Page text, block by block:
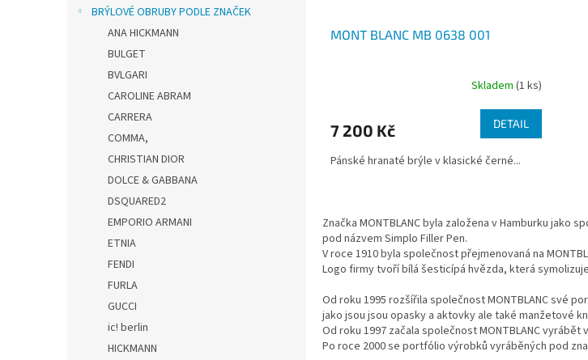
BRÝLOVÉ OBRUBY PODLE ZNAČEK
ANA HICKMANN
BULGET
BVLGARI
CAROLINE ABRAM
CARRERA
COMMA,
CHRISTIAN DIOR
DOLCE & GABBANA
DSQUARED2
EMPORIO ARMANI
ETNIA
FENDI
FURLA
GUCCI
ic! berlin
HICKMANN
MONT BLANC MB 0638 001
Skladem (1 ks)
7 200 Kč DETAIL
Pánské hranaté brýle v klasické černé...
Značka MONTBLANC byla založena v Hamburku
pod názvem Simplo Filler Pen.
V roce 1910 byla společnost přejmenovaná na
Logo firmy tvoří bílá šesticípá hvězda, která
Od roku 1995 rozšířila společnost MONTBLANC své
jako jsou jsou opasky a aktovky ale také manžetové
Od roku 1997 začala společnost MONTBLANC
Po roce 2000 se portfólio výrobků vyráběných pod